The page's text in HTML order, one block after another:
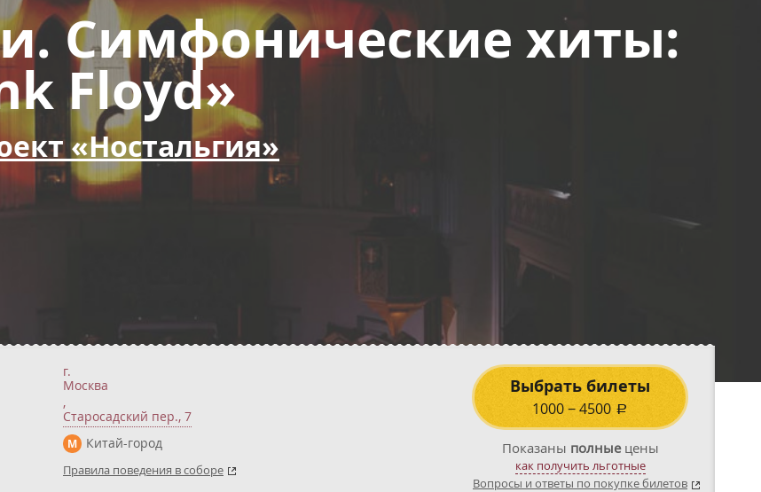
Симфонические хиты:
Floyd»
«Ностальгия»
г.
Москва
,
Старосадский пер., 7
М Китай-город
Правила поведения в соборе
Выбрать билеты
1000−4500 a
Показаны полныецены
как получить льготные
Вопросы и ответы по покупке билетов